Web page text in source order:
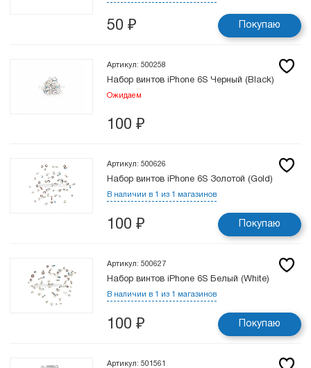
50 ₽ Покупаю
Артикул: 500258
Набор винтов iPhone 6S Черный (Black)
Ожидаем
100 ₽
Артикул: 500626
Набор винтов iPhone 6S Золотой (Gold)
В наличии в 1 из 1 магазинов
100 ₽ Покупаю
Артикул: 500627
Набор винтов iPhone 6S Белый (White)
В наличии в 1 из 1 магазинов
100 ₽ Покупаю
Артикул: 501561